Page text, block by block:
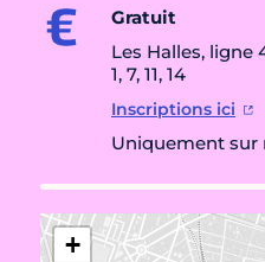
Gratuit
Les Halles, ligne
1, 7, 11, 14
Inscriptions ici
Uniquement sur
+